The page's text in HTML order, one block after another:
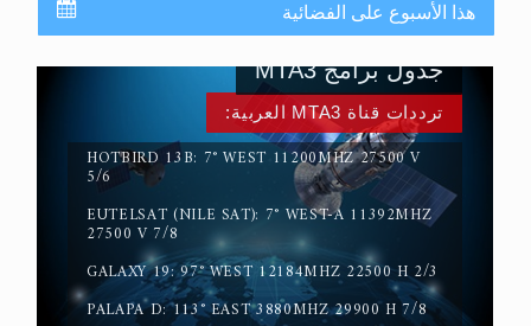
حقيقة المسيح الدجال
هذا الأسبوع على الفضائية
ترددات قناة MTA3 العربية:
HOTBIRD 13B: 7° WEST 11200MHZ 27500 V
5/6
EUTELSAT (NILE SAT): 7° WEST-A 11392MHZ
27500 V 7/8
GALAXY 19: 97° WEST 12184MHZ 22500 H 2/3
PALAPA D: 113° EAST 3880MHZ 29900 H 7/8
جدول برامج MTA3